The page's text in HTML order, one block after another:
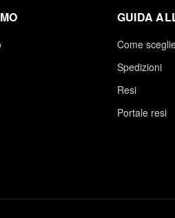
GUIDA
Come
Spedizioni
Resi
Portale resi